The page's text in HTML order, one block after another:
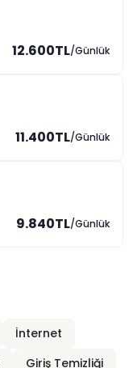
12.600TL/Günlük
11.400TL/Günlük
9.840TL/Günlük
İnternet
Giriş Temizliği